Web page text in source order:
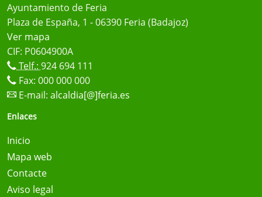
Ayuntamiento de Feria
Plaza de España, 1 - 06390 Feria (Badajoz)
Ver mapa
CIF: P0604900A
Telf.: 924 694 111
Fax: 000 000 000
E-mail: alcaldia[@]feria.es
Enlaces
Inicio
Mapa web
Contacte
Aviso legal